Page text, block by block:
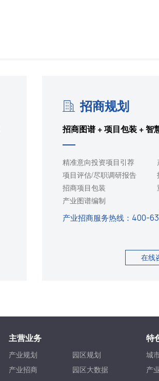
招商规划
招商图谱 + 项目包装 + 智
精准意向投资项目引荐
项目评估/尽职调研报告
招商项目包装
产业图谱编制
产业招商服务热线： 400-
在线
主营业务
产业规划
产业招商
园区规划
园区大数据
特
城
产